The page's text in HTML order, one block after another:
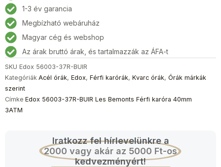
Férfi
karóra
40mm
3ATM
mennyiség
1-3 év garancia
Megbízható webáruház
Magyar cég és webshop
Az árak bruttó árak, és tartalmazzák az ÁFA-t
SKU Edox 56003-37R-BUIR
Kategóriák Acél órák, Edox, Férfi karórák, Kvarc órák, Órák márkák
szerint
Címke Edox 56003-37R-BUIR Les Bemonts Férfi karóra 40mm
3ATM
Iratkozz fel hírlevelünkre a
2000 vagy akár az 5000 Ft-os
kedvezményért!